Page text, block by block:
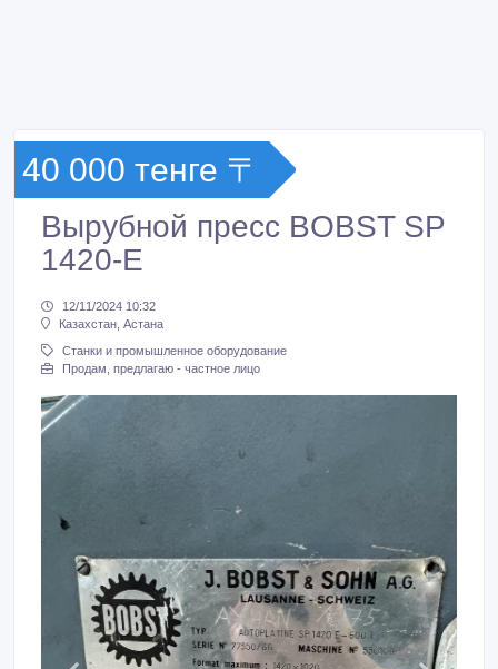
40 000 тенге 〒
Вырубной пресс BOBST SP
1420-E
12/11/2024 10:32
Казахстан, Астана
Станки и промышленное оборудование
Продам, предлагаю - частное лицо